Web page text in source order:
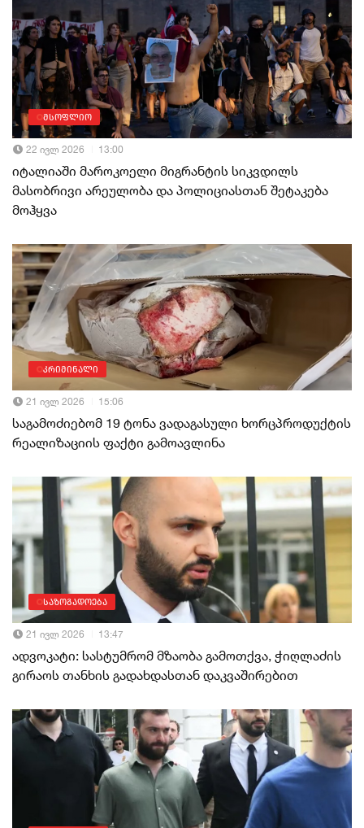
მსოფლიო
22 ივლ 2026 13:00
იტალიაში მაროკოელი მიგრანტის სიკვდილს
მასობრივი არეულობა და პოლიციასთან შეტაკება
მოჰყვა
კრიმინალი
21 ივლ 2026 15:06
საგამოძიებომ 19 ტონა ვადაგასული ხორცპროდუქტის
რეალიზაციის ფაქტი გამოავლინა
საზოგადოება
21 ივლ 2026 13:47
ადვოკატი: სასტუმრომ მზაობა გამოთქვა, ჭიღლაძის
გირაოს თანხის გადახდასთან დაკვაშირებით